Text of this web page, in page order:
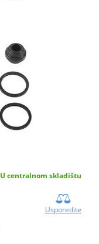
U centralnom skladištu
Usporedite